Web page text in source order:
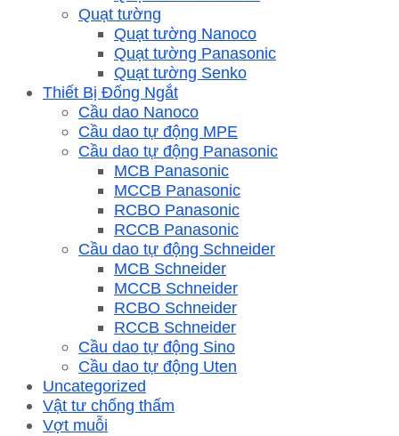
Quạt tường
Quạt tường Nanoco
Quạt tường Panasonic
Quạt tường Senko
Thiết Bị Đống Ngắt
Cầu dao Nanoco
Cầu dao tự động MPE
Cầu dao tự động Panasonic
MCB Panasonic
MCCB Panasonic
RCBO Panasonic
RCCB Panasonic
Cầu dao tự động Schneider
MCB Schneider
MCCB Schneider
RCBO Schneider
RCCB Schneider
Cầu dao tự động Sino
Cầu dao tự động Uten
Uncategorized
Vật tư chống thấm
Vợt muỗi